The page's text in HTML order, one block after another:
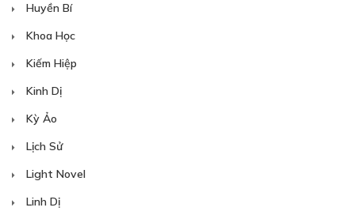
Huyền Bí
Khoa Học
Kiếm Hiệp
Kinh Dị
Kỳ Ảo
Lịch Sử
Light Novel
Linh Dị